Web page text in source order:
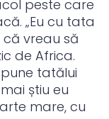
peste care
„Eu cu tata
vreau să
de Africa.
tatălui
știu eu
mare, cu